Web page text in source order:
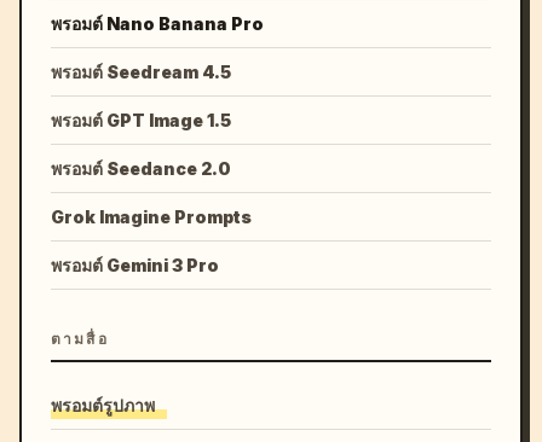
พรอมต์ Nano Banana Pro
พรอมต์ Seedream 4.5
พรอมต์ GPT Image 1.5
พรอมต์ Seedance 2.0
Grok Imagine Prompts
พรอมต์ Gemini 3 Pro
ตามสื่อ
พรอมต์รูปภาพ